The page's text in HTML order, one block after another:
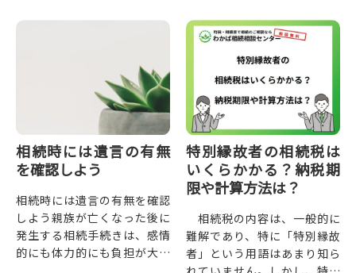
ては、何から始めればいいの
今回は、町田市内で相続手続
門知識が必要ですが、実際に
税理士に依頼する場合には費
相続時には遺言の有無
を確認しよう
相続時には遺言の有無を確認
しよう親族が亡くなった後に
発生する相続手続きは、感情
的にも体力的にも負担が大き
特別縁故者の相続税は
いくらかかる？納税期
限や計算方法は？
相続税の内容は、一般的に
難解であり、特に「特別縁故
者」という用語はあまり知ら